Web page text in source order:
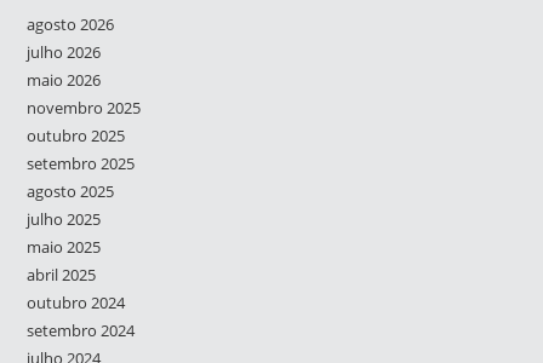
agosto 2026
julho 2026
maio 2026
novembro 2025
outubro 2025
setembro 2025
agosto 2025
julho 2025
maio 2025
abril 2025
outubro 2024
setembro 2024